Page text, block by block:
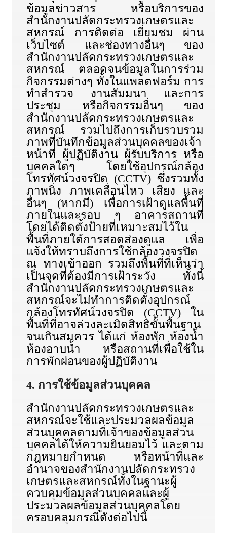
ข้อมูลข่าวสาร หรือบริการของ
สำนักงานปลัดกระทรวงเกษตรและ
สหกรณ์ การติดต่อ เยี่ยมชม ผ่าน
เว็บไซต์ และช่องทางอื่นๆ ของ
สำนักงานปลัดกระทรวงเกษตรและ
สหกรณ์ ตลอดจนข้อมูลในการร่วม
กิจกรรมต่างๆ ทั้งในแพลตฟอร์ม การ
ทำสำรวจ งานสัมมนา และการ
ประชุม หรือกิจกรรมอื่นๆ ของ
สำนักงานปลัดกระทรวงเกษตรและ
สหกรณ์ รวมไปถึงการเก็บรวบรวม
ภาพที่บันทึกข้อมูลส่วนบุคคลของเจ้า
หน้าที่ ผู้ปฏิบัติงาน ผู้รับบริการ หรือ
บุคคลใดๆ โดยใช้อุปกรณ์กล้อง
โทรทัศน์วงจรปิด (CCTV) ซึ่งรวมทั้ง
ภาพนิ่ง ภาพเคลื่อนไหว เสียง และ
อื่นๆ (หากมี) เพื่อการเฝ้าดูแลพื้นที่
ภายในและรอบ ๆ อาคารสถานที่
โดยได้ติดตั้งป้ายที่เหมาะสมไว้ใน
พื้นที่ภายใต้การสอดส่องดูแล เพื่อ
แจ้งให้ทราบถึงการใช้กล้องวงจรปิด
ณ ทางเข้าออก รวมถึงพื้นที่ที่เห็นว่า
เป็นจุดที่ต้องมีการเฝ้าระวัง ทั้งนี้
สำนักงานปลัดกระทรวงเกษตรและ
สหกรณ์จะไม่ทำการติดตั้งอุปกรณ์
กล้องโทรทัศน์วงจรปิด (CCTV) ใน
พื้นที่ที่อาจล่วงละเมิดสิทธิขั้นพื้นฐาน
จนเกินสมควร ได้แก่ ห้องพัก ห้องน้ำ
ห้องอาบน้ำ หรือสถานที่เพื่อใช้ใน
การพักผ่อนของผู้ปฏิบัติงาน
4. การใช้ข้อมูลส่วนบุคคล
สำนักงานปลัดกระทรวงเกษตรและ
สหกรณ์จะใช้และประมวลผลข้อมูล
ส่วนบุคคลตามที่เจ้าของข้อมูลส่วน
บุคคลได้ให้ความยินยอมไว้ และตาม
กฎหมายกำหนด หรือหน้าที่และ
อำนาจของสำนักงานปลัดกระทรวง
เกษตรและสหกรณ์ทั้งในฐานะผู้
ควบคุมข้อมูลส่วนบุคคลและผู้
ประมวลผลข้อมูลส่วนบุคคลโดย
ครอบคลุมกรณีดังต่อไปนี้